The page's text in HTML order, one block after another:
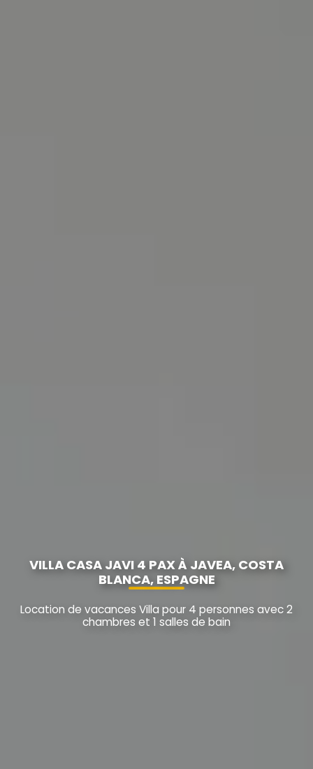
VILLA CASA JAVI 4 PAX À JAVEA, COSTA
BLANCA, ESPAGNE
Location de vacances Villa pour 4 personnes avec 2
chambres et 1 salles de bain